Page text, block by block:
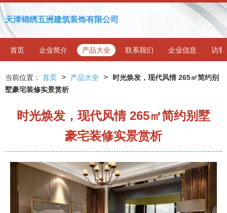
天津锦绣五洲建筑装饰有限公司
首页 企业简介 产品大全 联系我们 企业信息 访客
当前位置： 首页 > 产品大全 >
时光焕发，现代风情 265㎡简约别
墅豪宅装修实景赏析
时光焕发，现代风情 265㎡简约别墅
豪宅装修实景赏析